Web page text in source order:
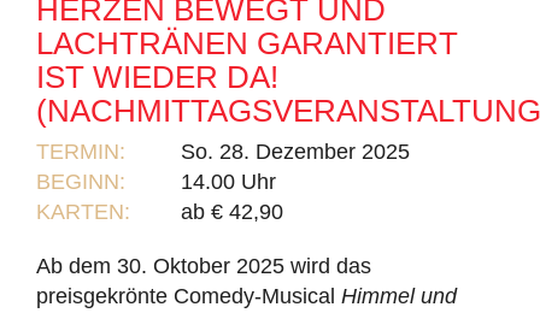
HERZEN BEWEGT UND
LACHTRÄNEN GARANTIERT
IST WIEDER DA!
TERMIN:
So. 28. Dezember 2025
BEGINN:
14.00 Uhr
KARTEN:
ab € 42,90
Ab dem 30. Oktober 2025 wird das
preisgekrönte Comedy-Musical Himmel und